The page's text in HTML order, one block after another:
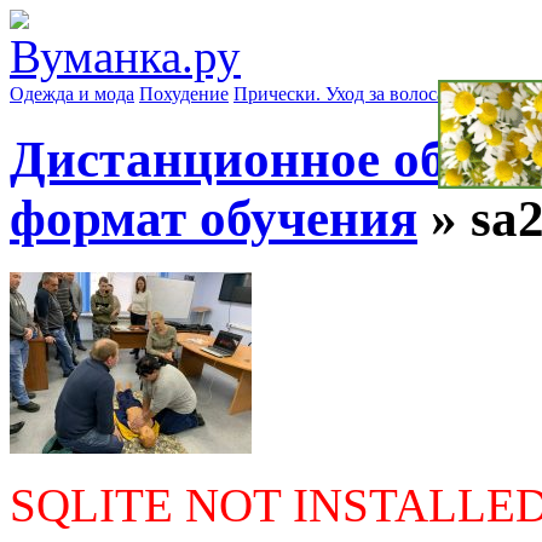
Одежда и мода Похудение Прически. Уход за волосами Маски
Дистанционное
формат обучения »
SQLITE NOT